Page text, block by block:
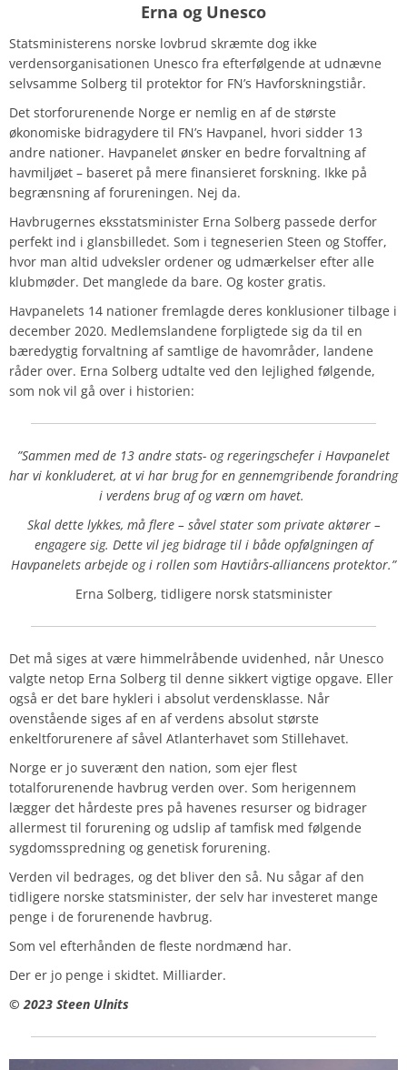
Erna og Unesco
Statsministerens norske lovbrud skræmte dog ikke
verdensorganisationen Unesco fra efterfølgende at udnævne
selvsamme Solberg til protektor for FN’s Havforskningstiår.
Det storforurenende Norge er nemlig en af de største
økonomiske bidragydere til FN’s Havpanel, hvori sidder 13
andre nationer. Havpanelet ønsker en bedre forvaltning af
havmiljøet – baseret på mere finansieret forskning. Ikke på
begrænsning af forureningen. Nej da.
Havbrugernes eksstatsminister Erna Solberg passede derfor
perfekt ind i glansbilledet. Som i tegneserien Steen og Stoffer,
hvor man altid udveksler ordener og udmærkelser efter alle
klubmøder. Det manglede da bare. Og koster gratis.
Havpanelets 14 nationer fremlagde deres konklusioner tilbage i
december 2020. Medlemslandene forpligtede sig da til en
bæredygtig forvaltning af samtlige de havområder, landene
råder over. Erna Solberg udtalte ved den lejlighed følgende,
som nok vil gå over i historien:
”Sammen med de 13 andre stats- og regeringschefer i Havpanelet
har vi konkluderet, at vi har brug for en gennemgribende forandring
i verdens brug af og værn om havet.
Skal dette lykkes, må flere – såvel stater som private aktører –
engagere sig. Dette vil jeg bidrage til i både opfølgningen af
Havpanelets arbejde og i rollen som Havtiårs-alliancens protektor.”
Erna Solberg, tidligere norsk statsminister
Det må siges at være himmelråbende uvidenhed, når Unesco
valgte netop Erna Solberg til denne sikkert vigtige opgave. Eller
også er det bare hykleri i absolut verdensklasse. Når
ovenstående siges af en af verdens absolut største
enkeltforurenere af såvel Atlanterhavet som Stillehavet.
Norge er jo suverænt den nation, som ejer flest
totalforurenende havbrug verden over. Som herigennem
lægger det hårdeste pres på havenes resurser og bidrager
allermest til forurening og udslip af tamfisk med følgende
sygdomsspredning og genetisk forurening.
Verden vil bedrages, og det bliver den så. Nu sågar af den
tidligere norske statsminister, der selv har investeret mange
penge i de forurenende havbrug.
Som vel efterhånden de fleste nordmænd har.
Der er jo penge i skidtet. Milliarder.
© 2023 Steen Ulnits